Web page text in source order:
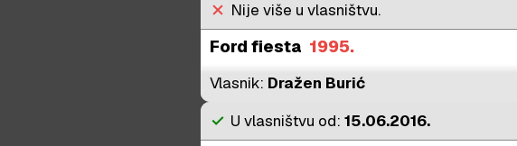
close Nije više u vlasništvu.
Ford fiesta 1995.
Vlasnik: Dražen Burić
check U vlasništvu od: 15.06.2016.